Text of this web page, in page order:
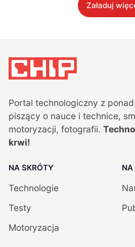
Załaduj
Portal technologiczny z ponad
piszący o nauce i technice,
motoryzacji, fotografii.
krwi!
NA SKRÓTY
Technologie
Testy
Motoryzacja
NA